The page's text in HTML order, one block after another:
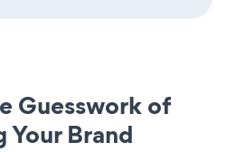
Guesswork of
Your Brand